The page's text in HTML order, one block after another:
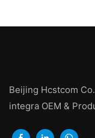
Beijing Hcstcom
integra OEM &